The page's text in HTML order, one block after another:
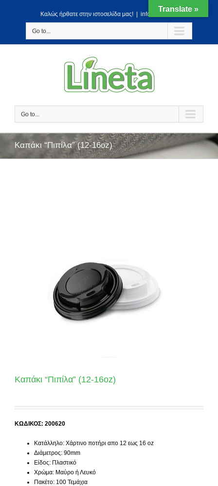
Kαλώς ήρθατε στην ιστοσελίδα μας! info@lineta.gr
Go to...
Go to...
Καπάκι “Πιπίλα” (12-16oz)
Καπάκι “Πιπίλα” (12-16oz)
ΚΩΔΙΚΟΣ: 200620
Κατάλληλο: Xάρτινο ποτήρι απο 12 εως 16 oz
Διάμετρος: 90mm
Είδος: Πλαστικό
Χρώμα: Μαύρο ή Λευκό
Πακέτο: 100 Τεμάχια
Translate »